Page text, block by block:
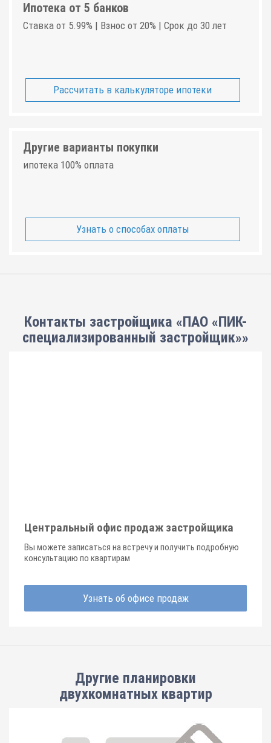
Ипотека от 5 банков
Ставка от 5.99% | Взнос от 20% | Срок до 30 лет
Рассчитать в калькуляторе ипотеки
Другие варианты покупки
ипотека 100% оплата
Узнать о способах оплаты
Контакты застройщика «ПАО «ПИК-
специализированный застройщик»»
Центральный офис продаж застройщика
Вы можете записаться на встречу и получить подробную
консультацию по квартирам
Узнать об офисе продаж
Другие планировки
двухкомнатных квартир